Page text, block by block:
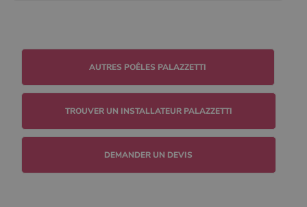
TROUVER UN INSTALLATEUR PALAZZETTI
DEMANDER UN DEVIS